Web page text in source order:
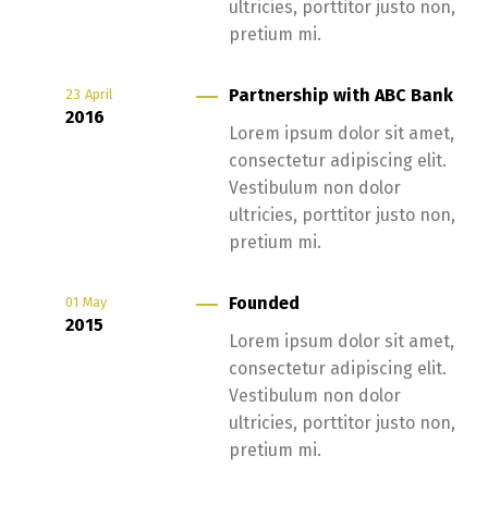
ultricies, porttitor justo non,
pretium mi.
23 April
2016
Partnership with ABC Bank
Lorem ipsum dolor sit amet,
consectetur adipiscing elit.
Vestibulum non dolor
ultricies, porttitor justo non,
pretium mi.
01 May
2015
Founded
Lorem ipsum dolor sit amet,
consectetur adipiscing elit.
Vestibulum non dolor
ultricies, porttitor justo non,
pretium mi.